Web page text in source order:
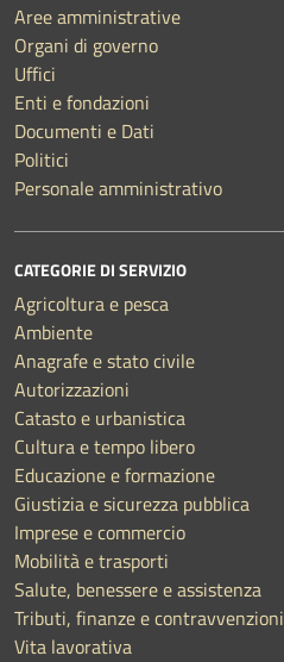
Aree amministrative
Organi di governo
Uffici
Enti e fondazioni
Documenti e Dati
Politici
Personale amministrativo
CATEGORIE DI SERVIZIO
Agricoltura e pesca
Ambiente
Anagrafe e stato civile
Autorizzazioni
Catasto e urbanistica
Cultura e tempo libero
Educazione e formazione
Giustizia e sicurezza pubblica
Imprese e commercio
Mobilità e trasporti
Salute, benessere e assistenza
Tributi, finanze e contravvenzioni
Vita lavorativa